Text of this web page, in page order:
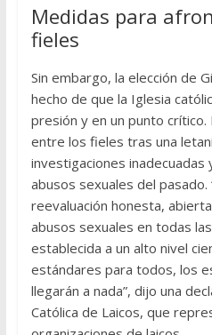
Medidas para
fieles
Sin embargo, la elección de
hecho de que la Iglesia
presión y en un punto
entre los fieles tras una
investigaciones inadecuadas
abusos sexuales del pasado.
reevaluación honesta,
abusos sexuales en todas
establecida a un alto nivel
estándares para todos, los
llegarán a nada”, dijo una
Católica de Laicos, que